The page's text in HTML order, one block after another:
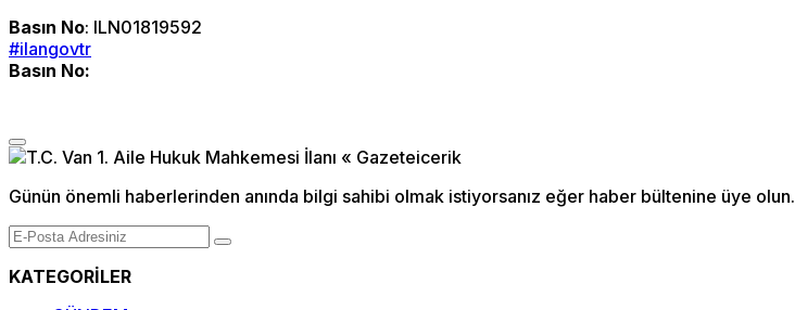
Basın No: ILN01819592
#ilangovtr
Basın No:
Günün önemli haberlerinden anında bilgi sahibi olmak istiyorsanız eğer haber bültenine üye olun.
KATEGORİLER